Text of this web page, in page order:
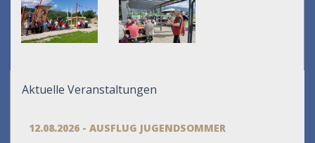
Aktuelle Veranstaltungen
12.08.2026 - AUSFLUG JUGENDSOMMER